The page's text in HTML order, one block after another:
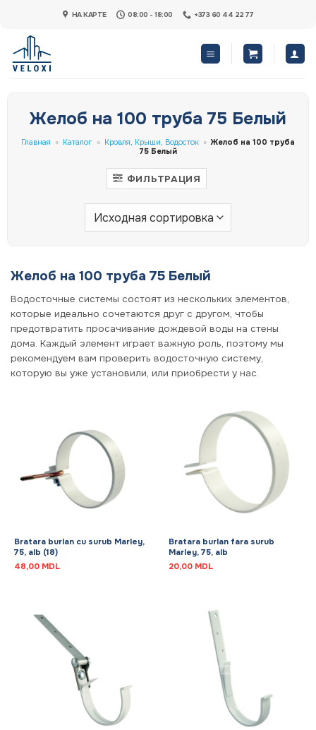
content
НА КАРТЕ 08:00 - 18:00 +373 60 44 22 77
Желоб на 100 труба 75 Белый
Главная » Каталог » Кровля, Крыши, Водосток » Желоб на 100 труба
75 Белый
ФИЛЬТРАЦИЯ
Желоб на 100 труба 75 Белый
Водосточные системы состоят из нескольких элементов,
которые идеально сочетаются друг с другом, чтобы
предотвратить просачивание дождевой воды на стены
дома. Каждый элемент играет важную роль, поэтому мы
рекомендуем вам проверить водосточную систему,
которую вы уже установили, или приобрести у нас.
Bratara burlan cu surub Marley,
75, alb (18)
48,00 MDL
Bratara burlan fara surub
Marley, 75, alb
20,00 MDL